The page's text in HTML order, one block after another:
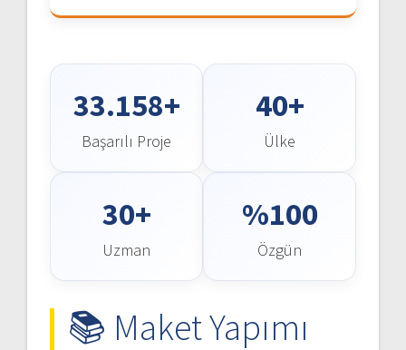
33.158+
Başarılı Proje
40+
Ülke
30+
Uzman
%100
Özgün
📚 Maket Yapımı